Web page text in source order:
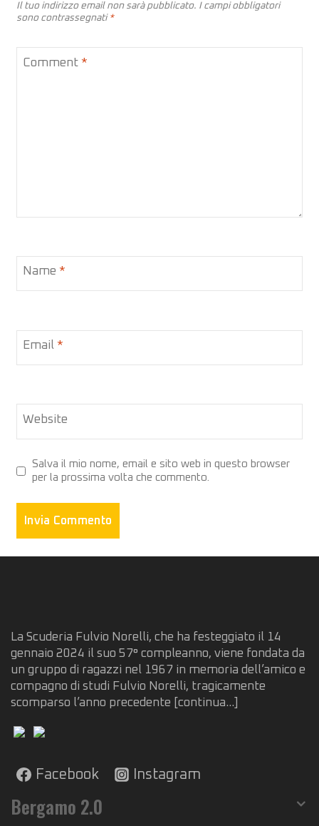
Il tuo indirizzo email non sarà pubblicato. I campi obbligatori
sono contrassegnati *
Comment *
Name *
Email *
Website
Salva il mio nome, email e sito web in questo browser
per la prossima volta che commento.
La Scuderia Fulvio Norelli, che ha festeggiato il 14
gennaio 2024 il suo 57° compleanno, viene fondata da
un gruppo di ragazzi nel 1967 in memoria dell’amico e
compagno di studi Fulvio Norelli, tragicamente
scomparso l’anno precedente
[continua...]
Facebook Instagram
Bergamo 2.0